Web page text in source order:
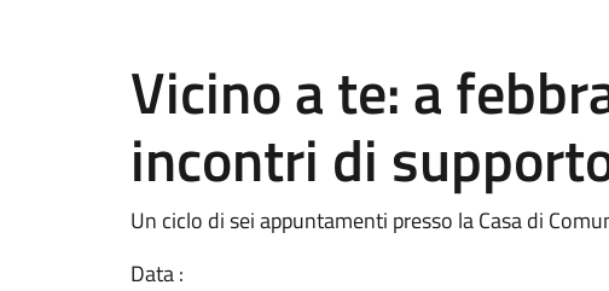
Vicino a te: a
incontri di
Un ciclo di sei appuntamenti presso la Casa di
Data :